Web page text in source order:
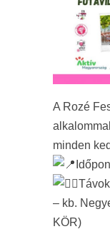
A Rozé
minden
– kb.
KÖR)